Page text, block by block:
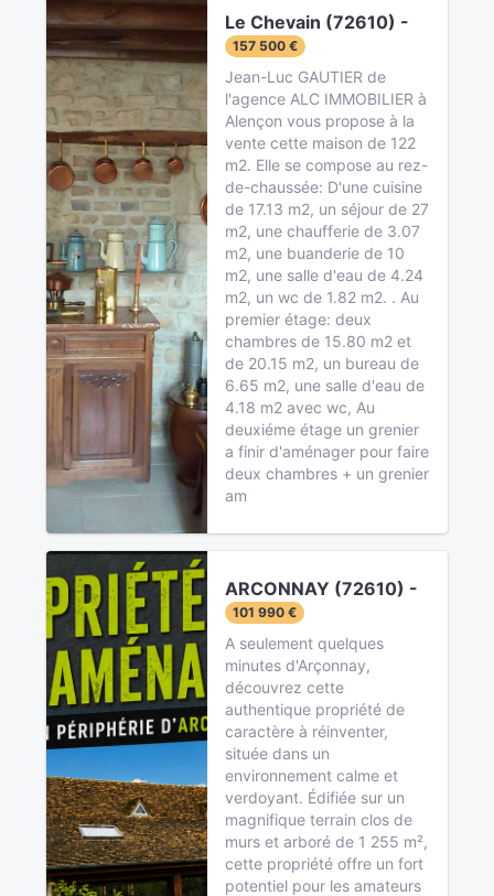
Le Chevain (72610) -
157 500 €
Jean-Luc GAUTIER de
l'agence ALC IMMOBILIER à
Alençon vous propose à la
vente cette maison de 122
m2. Elle se compose au rez-
de-chaussée: D'une cuisine
de 17.13 m2, un séjour de 27
m2, une chaufferie de 3.07
m2, une buanderie de 10
m2, une salle d'eau de 4.24
m2, un wc de 1.82 m2. . Au
premier étage: deux
chambres de 15.80 m2 et
de 20.15 m2, un bureau de
6.65 m2, une salle d'eau de
4.18 m2 avec wc, Au
deuxiéme étage un grenier
a finir d'aménager pour faire
deux chambres + un grenier
am
ARCONNAY (72610) -
101 990 €
A seulement quelques
minutes d'Arçonnay,
découvrez cette
authentique propriété de
caractère à réinventer,
située dans un
environnement calme et
verdoyant. Édifiée sur un
magnifique terrain clos de
murs et arboré de 1 255 m²,
cette propriété offre un fort
potentiel pour les amateurs